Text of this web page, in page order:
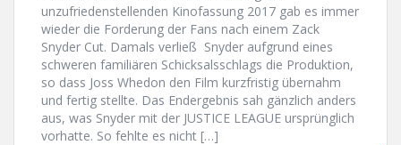
unzufriedenstellenden Kinofassung 2017 gab es immer
wieder die Forderung der Fans nach einem Zack
Snyder Cut. Damals verließ Snyder aufgrund eines
schweren familiären Schicksalsschlags die Produktion,
so dass Joss Whedon den Film kurzfristig übernahm
und fertig stellte. Das Endergebnis sah gänzlich anders
aus, was Snyder mit der JUSTICE LEAGUE ursprünglich
vorhatte. So fehlte es nicht […]